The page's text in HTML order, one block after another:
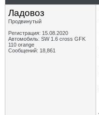
Ладовоз
Продвинутый
Регистрация: 15.08.2020
Автомобиль: SW 1.6 cross GFK
110 orange
Сообщений: 18,861